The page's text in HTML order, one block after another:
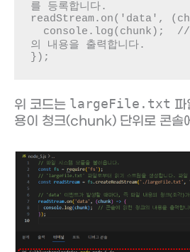
를 등록합니다.
readStream.on('data',
의 내용을 출력합니다.
});
위 코드는 largeFile.txt 파
용이 청크(chunk) 단위로 콘솔